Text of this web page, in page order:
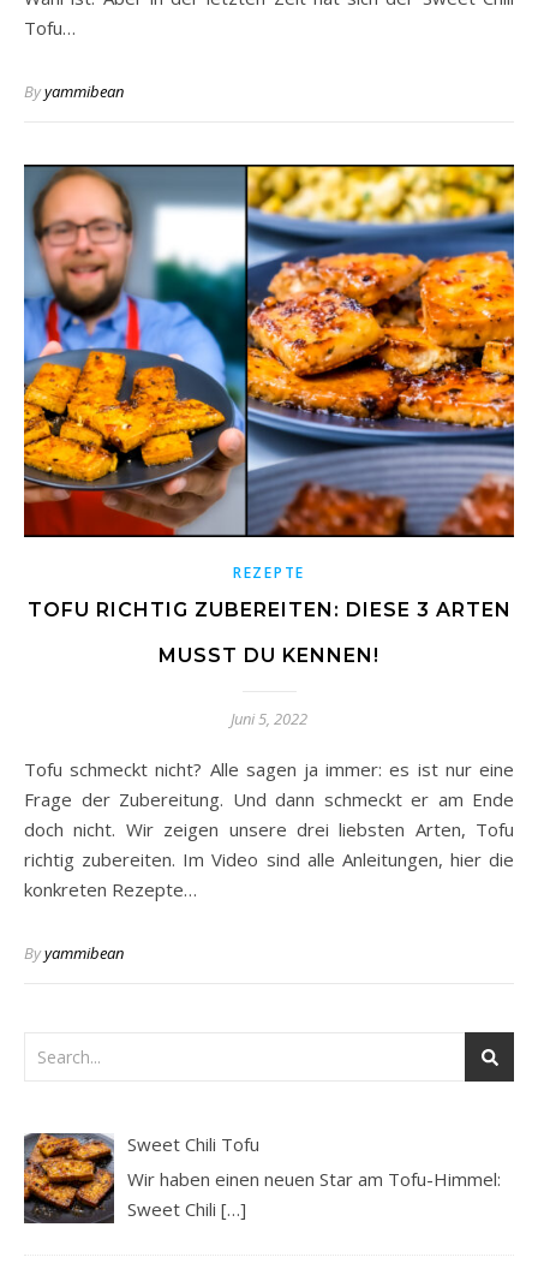
Tofu…
Byyammibean
REZEPTE
TOFU RICHTIG ZUBEREITEN: DIESE 3 ARTEN
MUSST DU KENNEN!
Juni 5, 2022
Tofu schmeckt nicht? Alle sagen ja immer: es ist nur eine
Frage der Zubereitung. Und dann schmeckt er am Ende
doch nicht. Wir zeigen unsere drei liebsten Arten, Tofu
richtig zubereiten. Im Video sind alle Anleitungen, hier die
konkreten Rezepte…
Byyammibean
Sweet Chili Tofu
Wir haben einen neuen Star am Tofu-Himmel:
Sweet Chili[…]